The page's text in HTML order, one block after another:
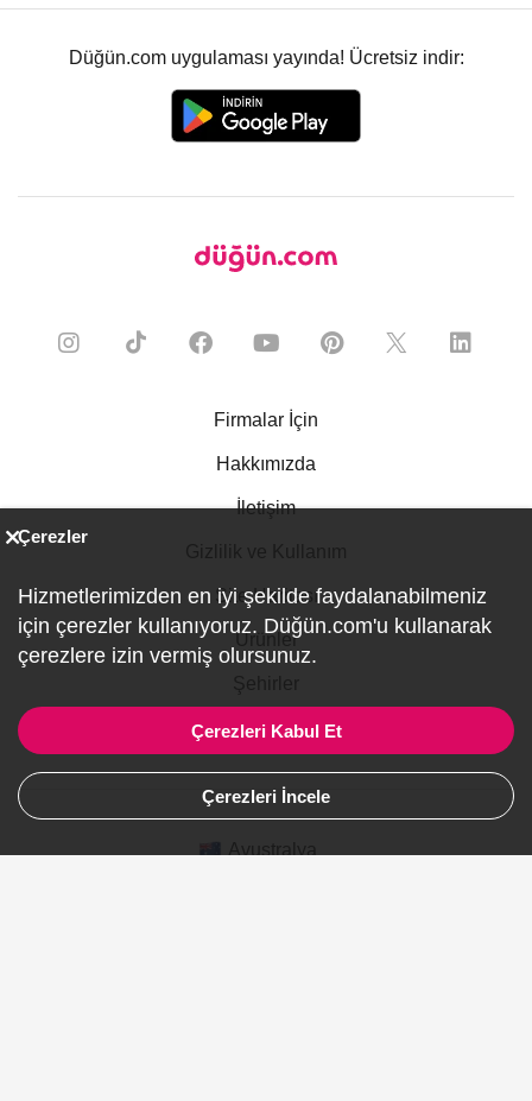
Düğün.com uygulaması yayında! Ücretsiz indir:
Firmalar İçin
Hakkımızda
İletişim
Site Haritası
Ürünler
Gelinlik
Çerezler
Hizmetlerimizden en iyi şekilde faydalanabilmeniz
için çerezler kullanıyoruz. Düğün.com'u kullanarak
çerezlere izin vermiş olursunuz.
Çerezleri Kabul Et
Çerezleri İncele